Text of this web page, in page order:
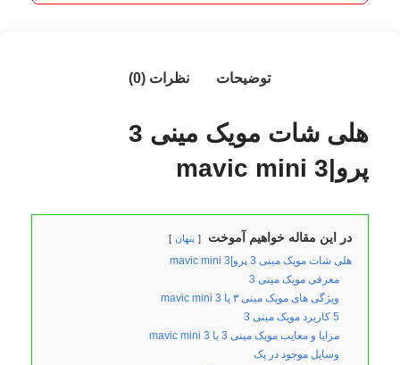
توضیحات نظرات (0)
هلی شات مویک مینی 3
پرو|mavic mini 3
در این مقاله خواهیم آموخت پنهان
هلی شات مویک مینی 3 پرو|mavic mini 3
معرفی مویک مینی 3
ویژگی های مویک مینی ۳ یا mavic mini 3
5 کاربرد مویک مینی 3
مزایا و معایب مویک مینی 3 یا mavic mini 3
وسایل موجود در پک